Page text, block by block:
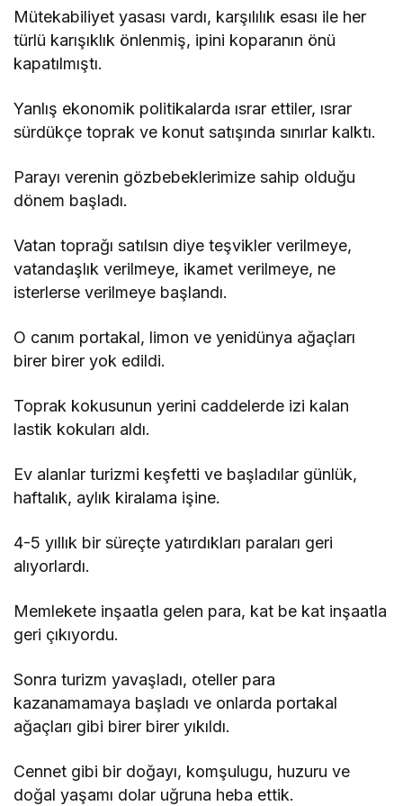
Mütekabiliyet yasası vardı, karşılılık esası ile her
türlü karışıklık önlenmiş, ipini koparanın önü
kapatılmıştı.
Yanlış ekonomik politikalarda ısrar ettiler, ısrar
sürdükçe toprak ve konut satışında sınırlar kalktı.
Parayı verenin gözbebeklerimize sahip olduğu
dönem başladı.
Vatan toprağı satılsın diye teşvikler verilmeye,
vatandaşlık verilmeye, ikamet verilmeye, ne
isterlerse verilmeye başlandı.
O canım portakal, limon ve yenidünya ağaçları
birer birer yok edildi.
Toprak kokusunun yerini caddelerde izi kalan
lastik kokuları aldı.
Ev alanlar turizmi keşfetti ve başladılar günlük,
haftalık, aylık kiralama işine.
4-5 yıllık bir süreçte yatırdıkları paraları geri
alıyorlardı.
Memlekete inşaatla gelen para, kat be kat inşaatla
geri çıkıyordu.
Sonra turizm yavaşladı, oteller para
kazanamamaya başladı ve onlarda portakal
ağaçları gibi birer birer yıkıldı.
Cennet gibi bir doğayı, komşulugu, huzuru ve
doğal yaşamı dolar uğruna heba ettik.